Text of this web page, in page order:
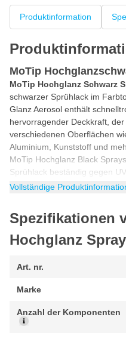
Produktinformation
MoTip
MoTip Hochglanz Schwarz
schwarzer Sprühlack im
Glanz Aerosol enthält
hervorragender Deckkraft,
verschiedenen Oberflächen
Aluminium, Kunststoff und
MoTip Hochglanz Black
Sprühlack beständig gegen
Benzin und Chemikalien.
Lackspray Schwarz
Lack in der Farbe schwarz,
glänzend trocknet. Dieses
schwarzen Glanzfarbe. Dank
langlebige Oberfläche.
Anwendung Sprühdose
MoTip Hochglanz Black
Vollständige
Spezifikationen
Hochglanz
Art. nr.
Marke
Anzahl der Komponenten